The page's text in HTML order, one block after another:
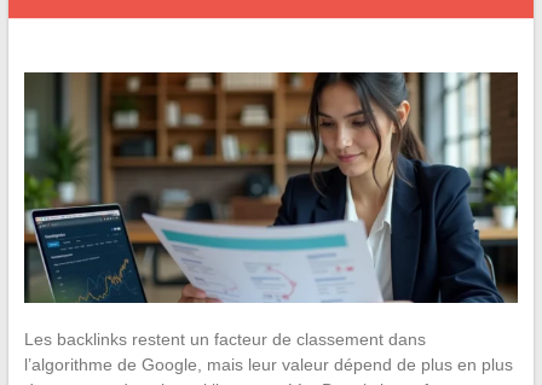
Les backlinks restent un facteur de classement dans
l’algorithme de Google, mais leur valeur dépend de plus en plus